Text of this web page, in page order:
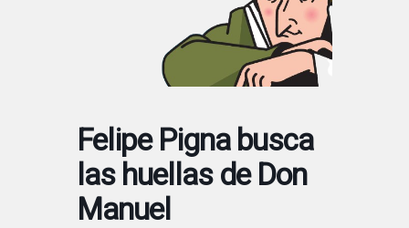
Felipe Pigna busca
las huellas de Don
Manuel